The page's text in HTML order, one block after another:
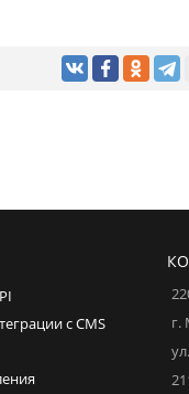
с CMS
г.